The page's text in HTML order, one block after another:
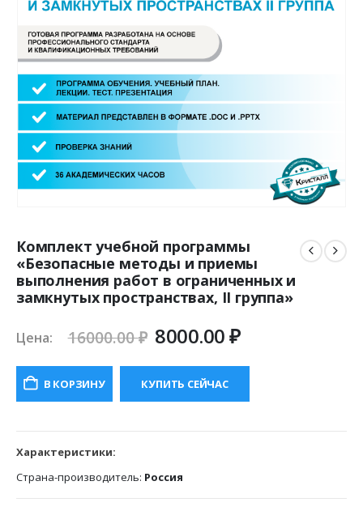
Комплект учебной программы
«Безопасные методы и приемы
выполнения работ в ограниченных и
замкнутых пространствах, II группа»
Цена: 16000.00₽ Первоначальная
составляла
16000.00 ₽.
8000.00₽Текущая
8000.00 ₽.
В КОРЗИНУ КУПИТЬ СЕЙЧАС
Характеристики:
Страна-производитель: Россия